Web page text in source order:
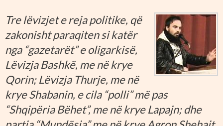
Tre lëvizjet e reja politike, që
zakonisht paraqiten si katër
nga “gazetarët” e oligarkisë,
Lëvizja Bashkë, me në krye
Qorin; Lëvizja Thurje, me në
krye Shabanin, e cila “polli” më pas
“Shqipëria Bëhet”, me në krye Lapajn; dhe